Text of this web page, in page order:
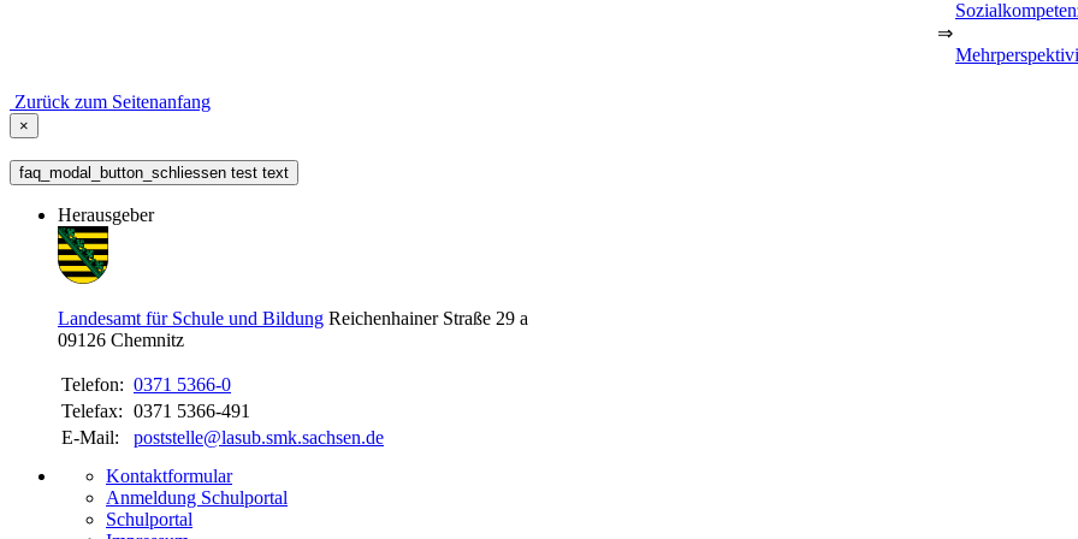
⇒
Zurück zum Seitenanfang
×
faq_modal_button_schliessen test text
Herausgeber
Landesamt für Schule und Bildung Reichenhainer Straße 29 a
09126 Chemnitz
Telefon: 0371 5366-0
Telefax: 0371 5366-491
E-Mail:
poststelle@lasub.smk.sachsen.de
Kontaktformular
Anmeldung Schulportal
Schulportal